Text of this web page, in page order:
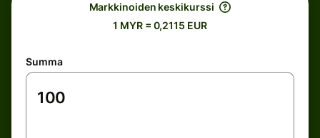
Markkinoiden keskikurssi
1 MYR = 0,2115 EUR
Summa